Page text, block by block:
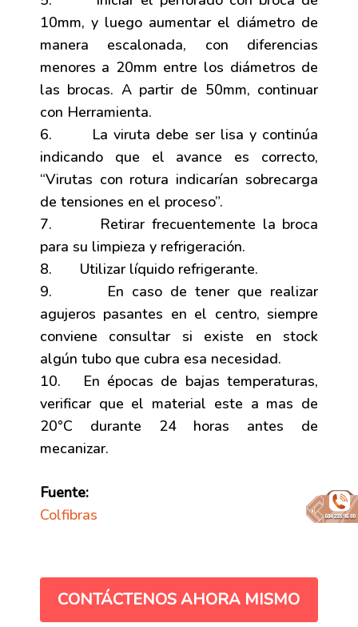
10mm, y luego aumentar el diámetro de
manera escalonada, con diferencias
menores a 20mm entre los diámetros de
las brocas. A partir de 50mm, continuar
con Herramienta.
6. La viruta debe ser lisa y continúa
indicando que el avance es correcto,
“Virutas con rotura indicarían sobrecarga
de tensiones en el proceso”.
7. Retirar frecuentemente la broca
para su limpieza y refrigeración.
8. Utilizar líquido refrigerante.
9. En caso de tener que realizar
agujeros pasantes en el centro, siempre
conviene consultar si existe en stock
algún tubo que cubra esa necesidad.
10. En épocas de bajas temperaturas,
verificar que el material este a mas de
20°C durante 24 horas antes de
mecanizar.
Fuente:
Colfibras
CONTÁCTENOS AHORA MISMO